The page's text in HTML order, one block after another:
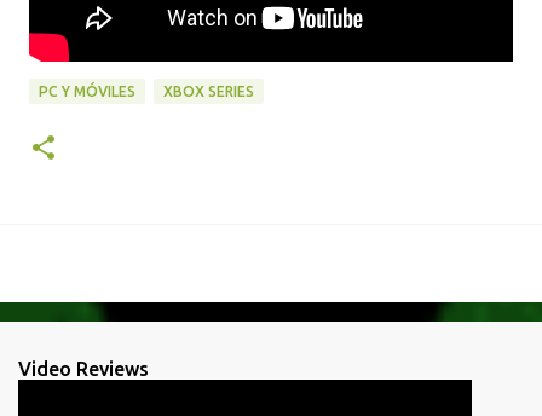
PC Y MÓVILES XBOX SERIES
Video Reviews